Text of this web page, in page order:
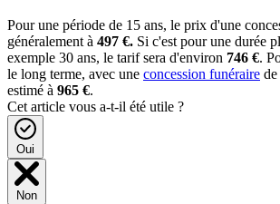
Pour une période de 15 ans, le prix d'une
généralement à 497 €. Si c'est pour une durée
exemple 30 ans, le tarif sera d'environ 746 €.
le long terme, avec une concession funéraire
estimé à 965 €.
Cet article vous a-t-il été utile ?
Oui
Non